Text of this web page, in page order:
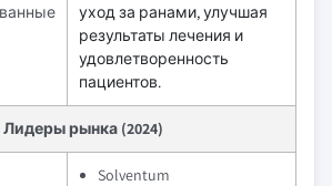
уход за ранами, улучшая
результаты лечения и
удовлетворенность
пациентов.
Лидеры рынка (2024)
Solventum